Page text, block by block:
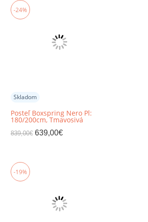
-24%
Skladom
Posteľ Boxspring Nero Pl:
180/200cm, Tmavosivá
839,00€ 639,00€
-19%